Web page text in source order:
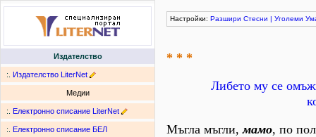
Издателство
:. Издателство LiterNet
Медии
:. Електронно списание LiterNet
:. Електронно списание БЕЛ
Настройки: Разшири Стесни | Уголеми
* * *
Либето му се
Мъгла мъгли,мамо, по